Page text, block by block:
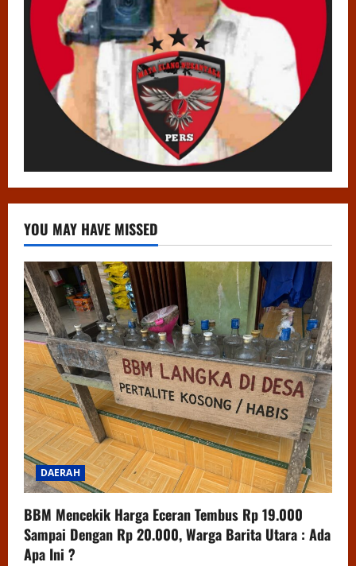
YOU MAY HAVE MISSED
DAERAH
BBM Mencekik Harga Eceran Tembus Rp 19.000
Sampai Dengan Rp 20.000, Warga Barita Utara : Ada
Apa Ini ?